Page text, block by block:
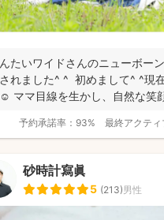
たいワイドさんのニューボー
れました^ ^ 初めまして^ ^現
ママ目線を生かし、自然な笑
予約承諾率： 93% 最終アクティ
砂時計寫眞
5 (213)男性